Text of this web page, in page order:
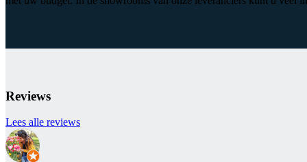
Reviews
Lees alle reviews